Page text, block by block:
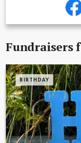
Fundraisers
BIRTHDAY